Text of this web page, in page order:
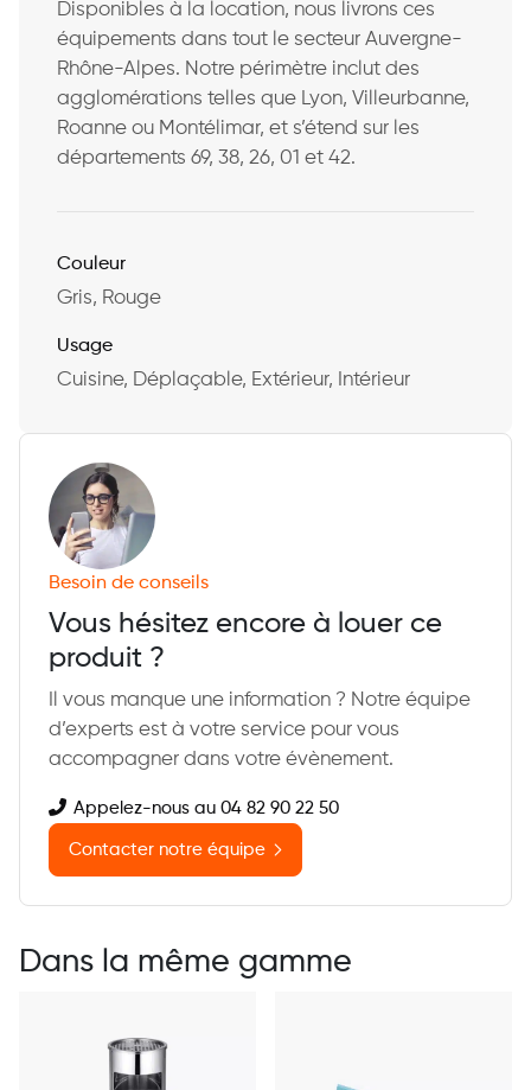
Disponibles à la location, nous livrons ces
équipements dans tout le secteur Auvergne-
Rhône-Alpes. Notre périmètre inclut des
agglomérations telles que Lyon, Villeurbanne,
Roanne ou Montélimar, et s’étend sur les
départements 69, 38, 26, 01 et 42.
Couleur
Gris, Rouge
Usage
Cuisine, Déplaçable, Extérieur, Intérieur
Besoin de conseils
Vous hésitez encore à louer ce
produit ?
Il vous manque une information ? Notre équipe
d’experts est à votre service pour vous
accompagner dans votre évènement.
Appelez-nous au 04 82 90 22 50
Contacter notre équipe
Dans la même gamme